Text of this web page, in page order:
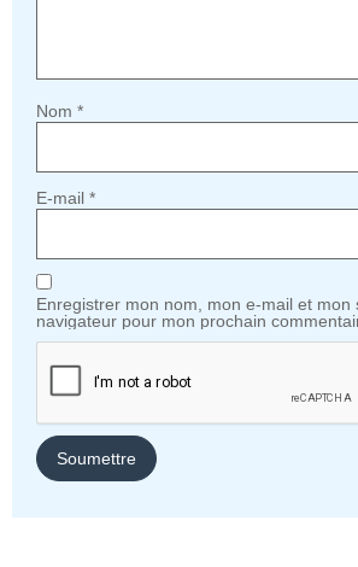
Nom *
E-mail *
Enregistrer mon nom, mon e-mail et mon
navigateur pour mon prochain